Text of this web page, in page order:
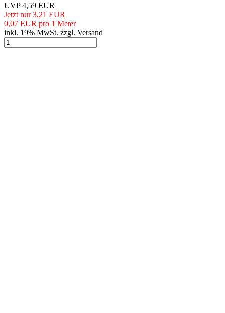
UVP 4,59 EUR
Jetzt nur 3,21 EUR
0,07 EUR pro 1 Meter
inkl. 19% MwSt. zzgl. Versand